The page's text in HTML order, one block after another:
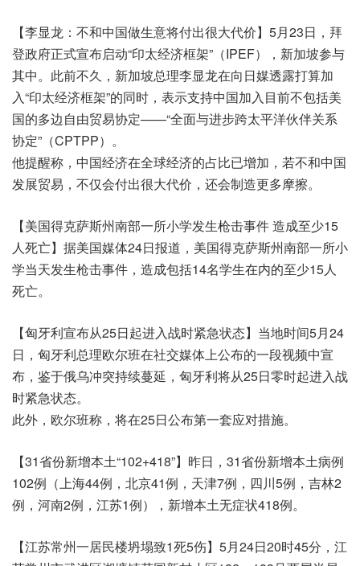
【李显龙：不和中国做生意将付出很大代价】5月23日，拜
登政府正式宣布启动“印太经济框架”（IPEF），新加坡参与
其中。此前不久，新加坡总理李显龙在向日媒透露打算加
入“印太经济框架”的同时，表示支持中国加入目前不包括美
国的多边自由贸易协定——“全面与进步跨太平洋伙伴关系
协定”（CPTPP）。
他提醒称，中国经济在全球经济的占比已增加，若不和中国
发展贸易，不仅会付出很大代价，还会制造更多摩擦。
【美国得克萨斯州南部一所小学发生枪击事件 造成至少15
人死亡】据美国媒体24日报道，美国得克萨斯州南部一所小
学当天发生枪击事件，造成包括14名学生在内的至少15人
死亡。
【匈牙利宣布从25日起进入战时紧急状态】当地时间5月24
日，匈牙利总理欧尔班在社交媒体上公布的一段视频中宣
布，鉴于俄乌冲突持续蔓延，匈牙利将从25日零时起进入战
时紧急状态。
此外，欧尔班称，将在25日公布第一套应对措施。
【31省份新增本土“102+418”】昨日，31省份新增本土病例
102例（上海44例，北京41例，天津7例，四川5例，吉林2
例，河南2例，江苏1例），新增本土无症状418例。
【江苏常州一居民楼坍塌致1死5伤】5月24日20时45分，江